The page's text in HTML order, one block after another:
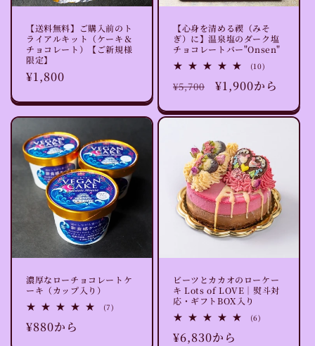
【送料無料】ご購入前のト
ライアルキット（ケーキ＆
チョコレート）【ご新規様
限定】
通
価
¥1,800
【心身を清める禊（みそ
ぎ）に】温泉塩のダーク塩
チョコレートバー"Onsen"
(10)
ビ
数
通
価
¥5,700
セ
ル
価
格
¥1,900から
濃厚なローチョコレートケ
ーキ（カップ入り）
(7)
通
¥880から
ビーツとカカオのローケー
キ Lots of LOVE｜熨斗対
応・ギフトBOX入り
(6)
通
¥6,830から